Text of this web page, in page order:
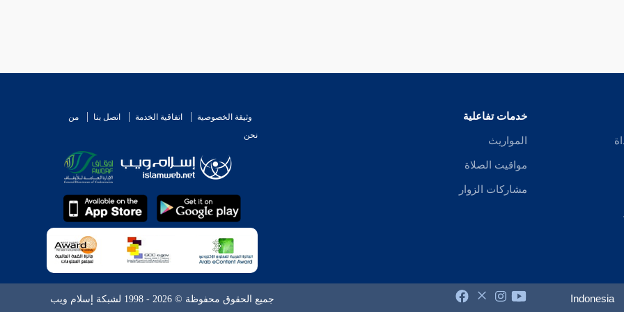
خدمات تفاعلية
المواريث
مواقيت الصلاة
مشاركات الزوار
وثيقة الخصوصية اتفاقية الخدمة اتصل بنا
من
نحن
Indonesia جميع الحقوق محفوظة © 2026 - 1998 لشبكة إسلام ويب